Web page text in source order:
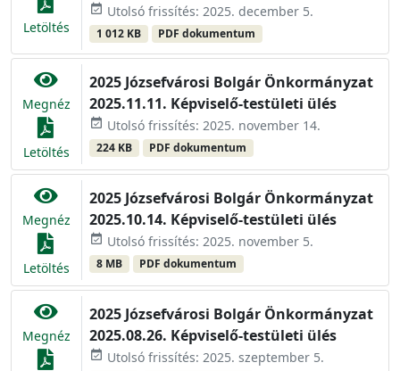
Letöltés
event_available Utolsó frissítés: 2025. december 5.
1 012 KB PDF dokumentum
Megnéz
Letöltés
2025 Józsefvárosi Bolgár Önkormányzat
2025.11.11. Képviselő-testületi ülés
event_available Utolsó frissítés: 2025. november 14.
224 KB PDF dokumentum
Megnéz
Letöltés
2025 Józsefvárosi Bolgár Önkormányzat
2025.10.14. Képviselő-testületi ülés
event_available Utolsó frissítés: 2025. november 5.
8 MB PDF dokumentum
Megnéz
2025 Józsefvárosi Bolgár Önkormányzat
2025.08.26. Képviselő-testületi ülés
event_available Utolsó frissítés: 2025. szeptember 5.